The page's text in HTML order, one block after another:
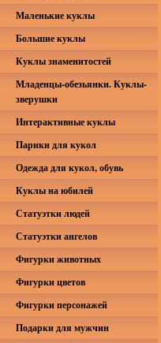
Маленькие куклы
Большие куклы
Куклы знаменитостей
Младенцы-обезьянки. Куклы-
зверушки
Интерактивные куклы
Парики для кукол
Одежда для кукол, обувь
Куклы на юбилей
Статуэтки людей
Статуэтки ангелов
Фигурки животных
Фигурки цветов
Фигурки персонажей
Подарки для мужчин